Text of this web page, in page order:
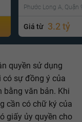
Phước Long A, Quận
Giá từ 3.2 tỷ
quyền sử dụng
có sự đồng ý của
văn bản. Khi
cần có chữ ký của
giấy ủy quyền cho